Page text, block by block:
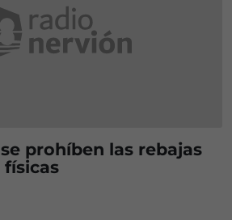
prohíben las rebajas
físicas